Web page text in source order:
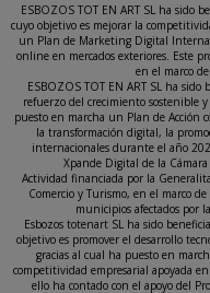
ESBOZOS TOT EN ART SL ha sido
cuyo objetivo es mejorar la
un Plan de Marketing Digital
online en mercados exteriores. Este
en el marco
ESBOZOS TOT EN ART SL ha sido
refuerzo del crecimiento sostenible
puesto en marcha un Plan de Acción
la transformación digital, la
internacionales durante el año
Xpande Digital de la
Actividad financiada por la
Comercio y Turismo, en el marco
municipios afectados por
Esbozos totenart SL ha sido
objetivo es promover el desarrollo
gracias al cual ha puesto en
competitividad empresarial apoyada
ello ha contado con el apoyo del